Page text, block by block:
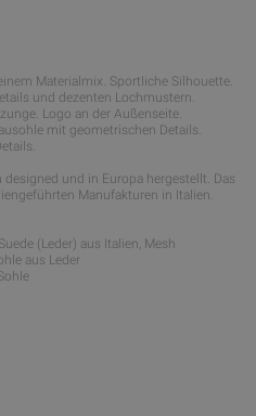
Materialmix. Sportliche Silhouette.
und dezenten Lochmustern.
Logo an der Außenseite.
mit geometrischen Details.
und in Europa hergestellt. Das
Manufakturen in Italien.
(Leder) aus Italien, Mesh
aus Leder